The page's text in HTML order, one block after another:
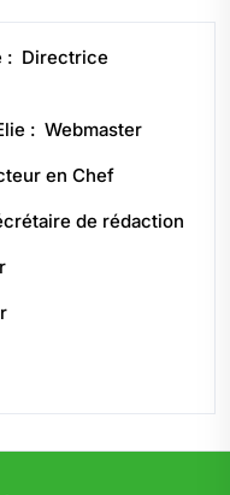
: Directrice
: Webmaster
en Chef
de rédaction